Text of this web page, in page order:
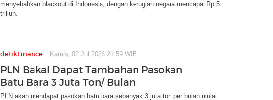
menyebabkan blackout di Indonesia, dengan kerugian negara mencapai Rp 5
triliun.
detikFinance Kamis, 02 Jul 2026 21:59 WIB
PLN Bakal Dapat Tambahan Pasokan
Batu Bara 3 Juta Ton/ Bulan
PLN akan mendapat pasokan batu bara sebanyak 3 juta ton per bulan mulai